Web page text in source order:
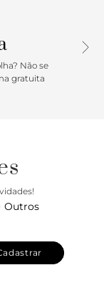
inconfundível – e
variedade de
à
cano baixo e
apresenta
• Sola de
Não se
gratuita
Outros